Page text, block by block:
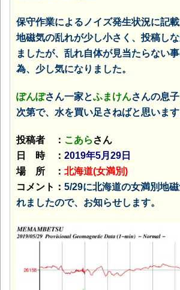
保守作業によるノイズ発生状況に記
地磁気の乱れが少し小さく、投稿し
ましたが、乱れ自体が見当たらない
為、少し気になりました。
ぽんぽさん一家とふまけんさんの息
次第で、水を買い足さねばと思います
投稿者 ： こあら さん
日 時 ： 2019年5月29日
場 所 ： 北海道(女満別)
コメント： 5/29に北海道の女満別地
れましたので、お知らせします。